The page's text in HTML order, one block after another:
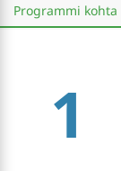
Programmi kohta
1